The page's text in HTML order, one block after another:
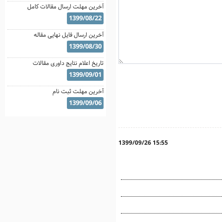
1399/09/26 15:55
آخرین مهلت ارسال مقالات کامل
1399/08/22
آخرین ارسال فایل نهایی مقاله
1399/08/30
تاریخ اعلام نتایج داوری مقالات
1399/09/01
آخرین مهلت ثبت نام
1399/09/06